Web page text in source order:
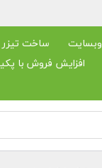
ساخت تیزر
افزایش فروش با پکیج